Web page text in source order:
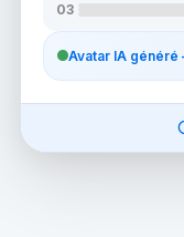
03
Avatar IA